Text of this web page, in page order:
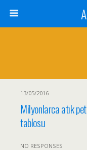
13/05/2016
Milyonlarca atık
tablosu
NO RESPONSES